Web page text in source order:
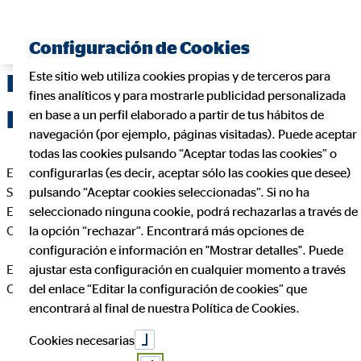
Delegación de OVB Allfinanz
España S.A. en
En cumplimiento de la Ley 34/2002 de Servicios de la
Sociedad de la Información y de Comercio Electrónico de
España, le informamos que esta página web es propiedad de
OVB Allfinanz España S.A., siendo sus datos identificativos
Edgar Aguado Martín
Coordinador de Zona para OVB
Configuración de Cookies
Este sitio web utiliza cookies propias y de terceros para
fines analíticos y para mostrarle publicidad personalizada
en base a un perfil elaborado a partir de tus hábitos de
navegación (por ejemplo, páginas visitadas). Puede aceptar
todas las cookies pulsando “Aceptar todas las cookies” o
configurarlas (es decir, aceptar sólo las cookies que desee)
pulsando “Aceptar cookies seleccionadas”. Si no ha
seleccionado ninguna cookie, podrá rechazarlas a través de
la opción “rechazar”. Encontrará más opciones de
configuración e información en "Mostrar detalles". Puede
ajustar esta configuración en cualquier momento a través
del enlace “Editar la configuración de cookies” que
encontrará al final de nuestra Política de Cookies.
Cookies necesarias